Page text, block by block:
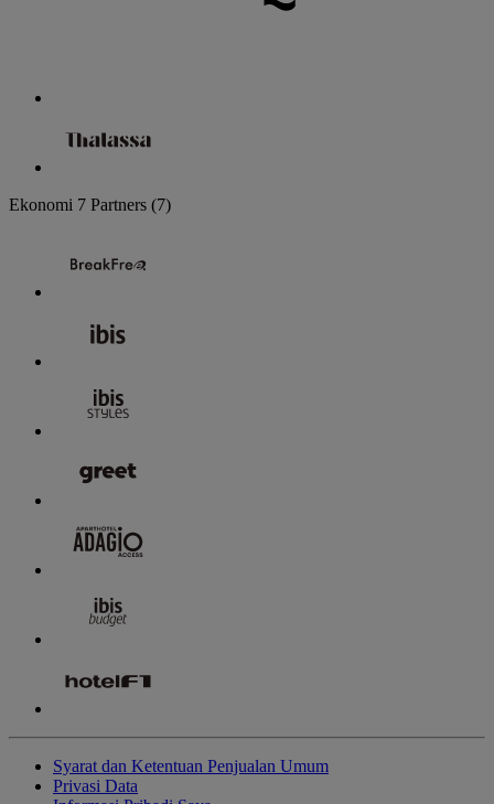
Ekonomi 7 Partners (7)
Syarat dan Ketentuan Penjualan Umum
Privasi Data